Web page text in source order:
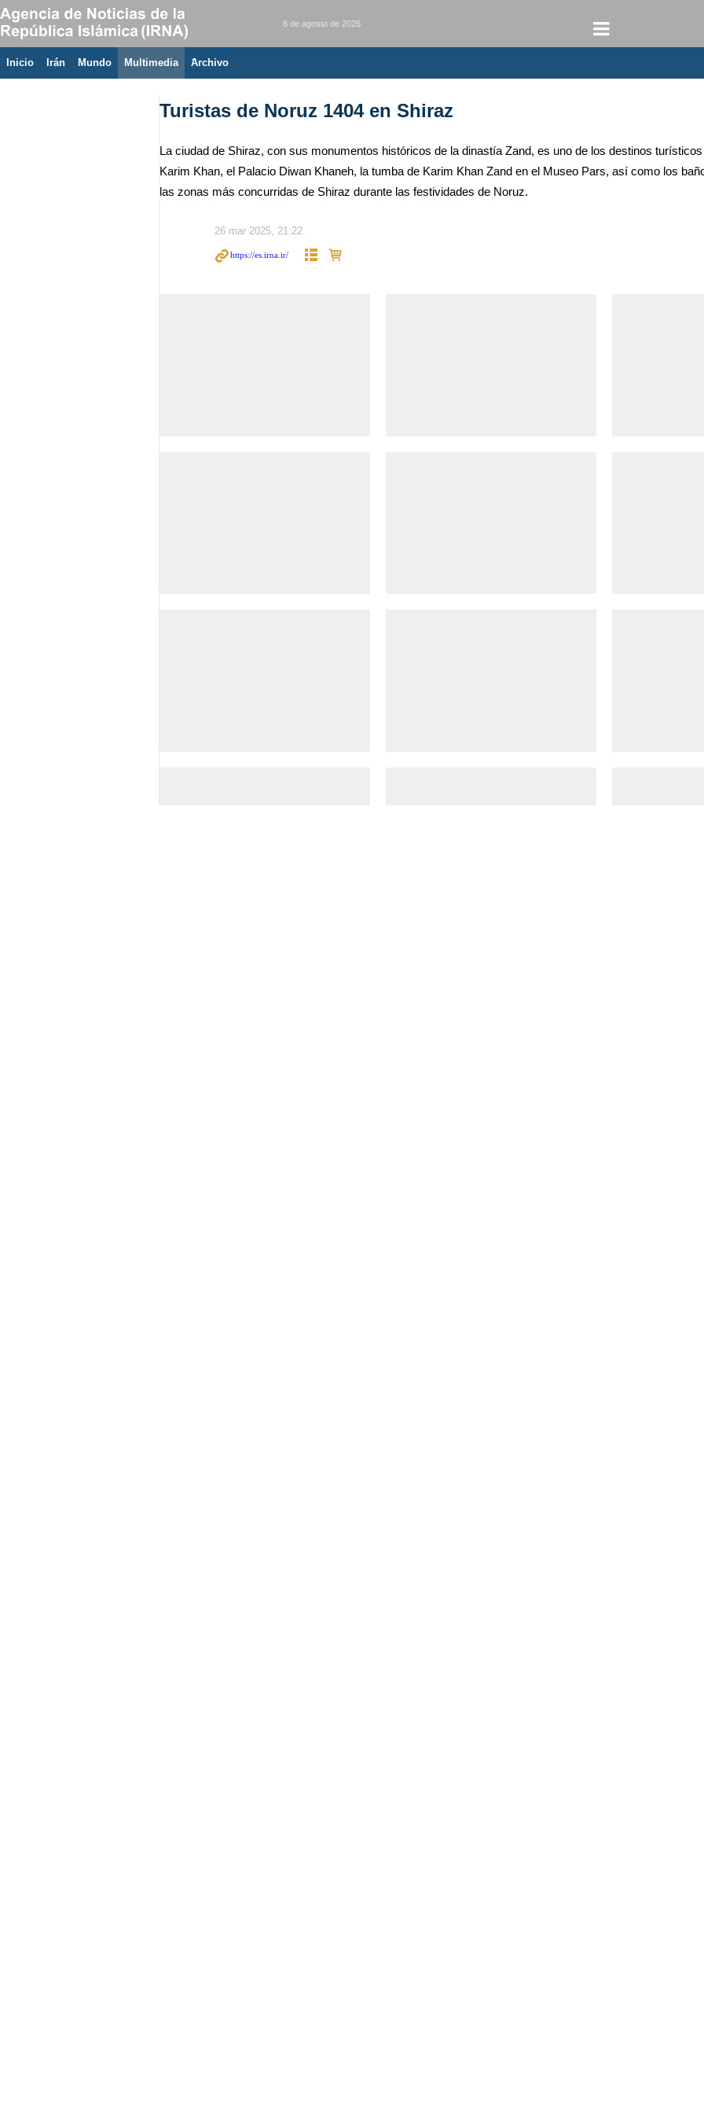
8 de agosto de 2026
Inicio Irán Mundo Multimedia َArchivo
Turistas de Noruz 1404 en Shiraz
La ciudad de Shiraz, con sus monumentos históricos de la dinastía Zand, es uno de los destinos
Karim Khan, el Palacio Diwan Khaneh, la tumba de Karim Khan Zand en el Museo Pars, así como los
las zonas más concurridas de Shiraz durante las festividades de Noruz.
26 mar 2025, 21:22